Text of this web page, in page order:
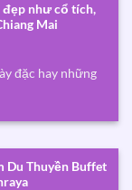
đẹp như cổ tích,
Mai
đặc hay những
Du Thuyền Buffet